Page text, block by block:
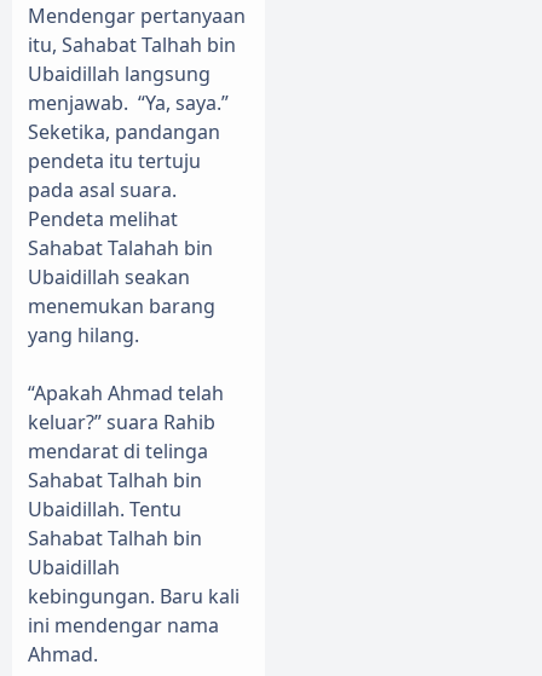
Mendengar pertanyaan
itu, Sahabat Talhah bin
Ubaidillah langsung
menjawab. “Ya, saya.”
Seketika, pandangan
pendeta itu tertuju
pada asal suara.
Pendeta melihat
Sahabat Talahah bin
Ubaidillah seakan
menemukan barang
yang hilang.
“Apakah Ahmad telah
keluar?” suara Rahib
mendarat di telinga
Sahabat Talhah bin
Ubaidillah. Tentu
Sahabat Talhah bin
Ubaidillah
kebingungan. Baru kali
ini mendengar nama
Ahmad.